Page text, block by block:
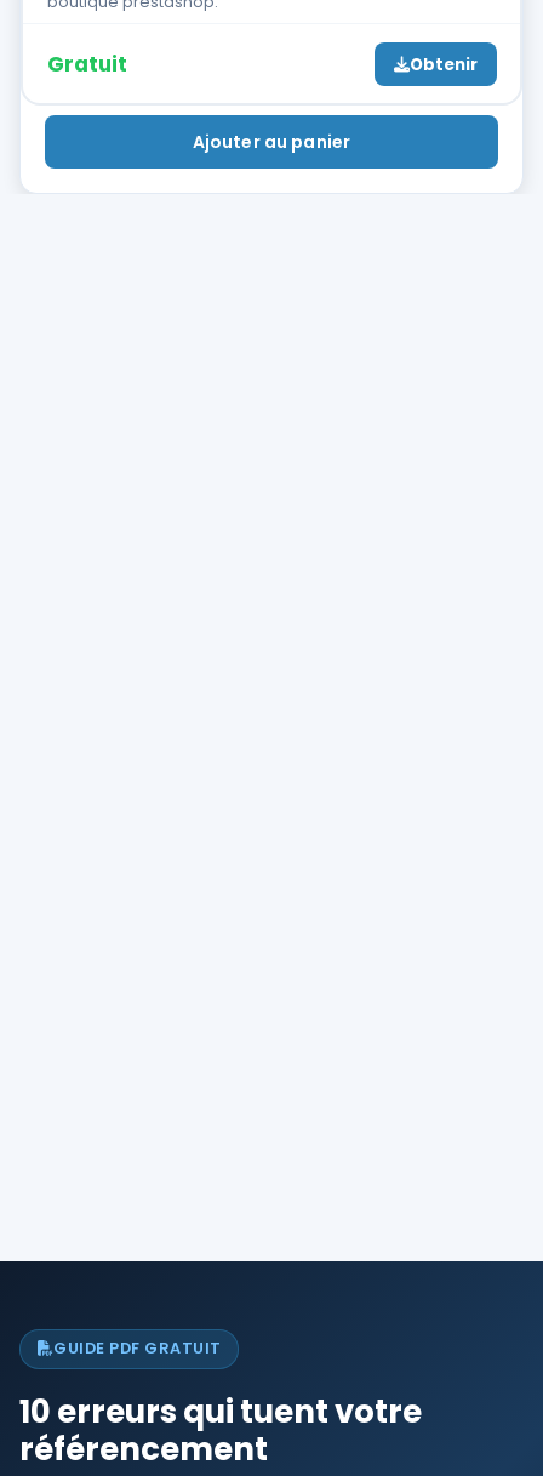
Gratuit Obtenir
Ajouter au panier
GUIDE PDF GRATUIT
10 erreurs qui tuent votre
référencement